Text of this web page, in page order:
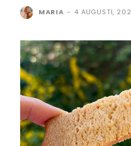
MARIA - 4 AUGUSTI,